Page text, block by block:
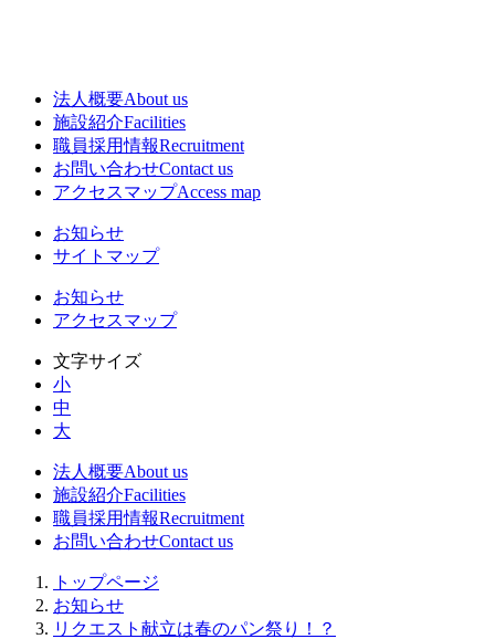
法人概要About us
施設紹介Facilities
職員採用情報Recruitment
お問い合わせContact us
アクセスマップAccess map
お知らせ
サイトマップ
お知らせ
アクセスマップ
文字サイズ
小
中
大
法人概要About us
施設紹介Facilities
職員採用情報Recruitment
お問い合わせContact us
トップページ
お知らせ
リクエスト献立は春のパン祭り！？